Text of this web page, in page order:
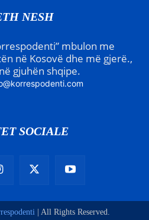
NESH
mbulon me
në Kosovë dhe më gjerë.,
gjuhën shqipe.
SOCIALE
| All Rights Reserved.